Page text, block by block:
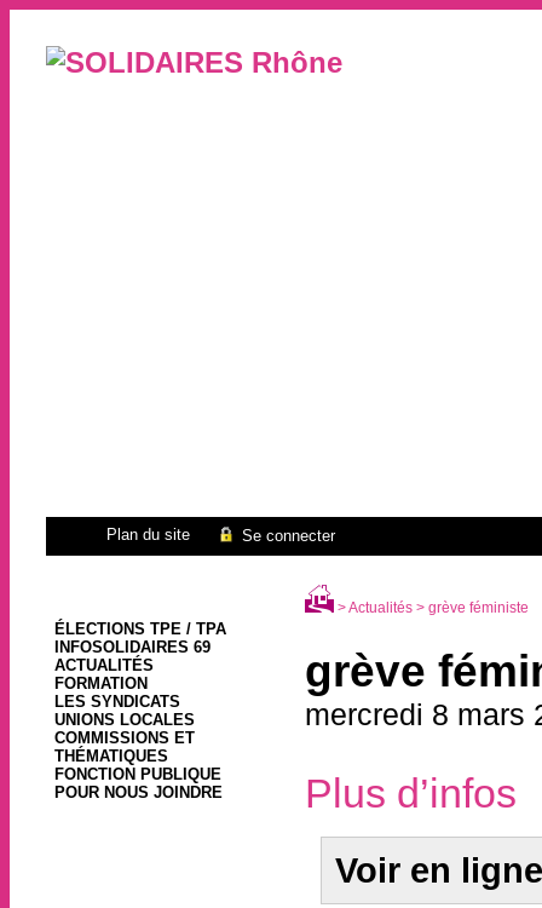
Plan du site Se connecter
ÉLECTIONS TPE / TPA
INFOSOLIDAIRES 69
ACTUALITÉS
FORMATION
LES SYNDICATS
UNIONS LOCALES
COMMISSIONS ET
THÉMATIQUES
FONCTION PUBLIQUE
POUR NOUS JOINDRE
>Actualités> grève féministe
grève
mercredi 8 mars
Plus d’infos
Voir en